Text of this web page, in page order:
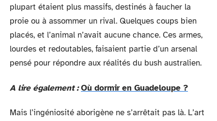
plupart étaient plus massifs, destinés à faucher la
proie ou à assommer un rival. Quelques coups bien
placés, et l’animal n’avait aucune chance. Ces armes,
lourdes et redoutables, faisaient partie d’un arsenal
pensé pour répondre aux réalités du bush australien.
A lire également : Où dormir en Guadeloupe ?
Mais l’ingéniosité aborigène ne s’arrêtait pas là. L’art